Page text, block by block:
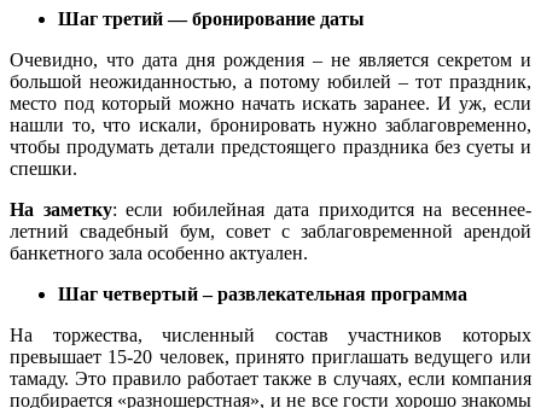
Шаг третий — бронирование даты
Очевидно, что дата дня рождения – не является секретом и
большой неожиданностью, а потому юбилей – тот праздник,
место под который можно начать искать заранее. И уж, если
нашли то, что искали, бронировать нужно заблаговременно,
чтобы продумать детали предстоящего праздника без суеты и
спешки.
На заметку: если юбилейная дата приходится на весеннее-
летний свадебный бум, совет с заблаговременной арендой
банкетного зала особенно актуален.
Шаг четвертый – развлекательная программа
На торжества, численный состав участников которых
превышает 15-20 человек, принято приглашать ведущего или
тамаду. Это правило работает также в случаях, если компания
подбирается «разношерстная», и не все гости хорошо знакомы